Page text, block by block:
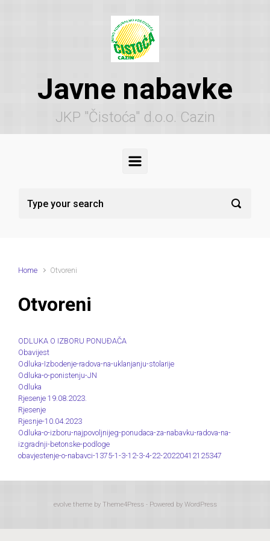
Javne nabavke
JKP "Čistoća" d.o.o. Cazin
Home Otvoreni
Otvoreni
ODLUKA O IZBORU PONUĐAČA
Obavijest
Odluka-Izbodenje-radova-na-uklanjanju-stolarije
Odluka-o-ponistenju-JN
Odluka
Rjesenje 19.08.2023.
Rjesenje
Rjesnje-10.04.2023
Odluka-o-izboru-najpovoljnijeg-ponudaca-za-nabavku-radova-na-
izgradnji-betonske-podloge
obavjestenje-o-nabavci-1375-1-3-12-3-4-22-20220412125347
evolvetheme by Theme4Press - Powered by WordPress